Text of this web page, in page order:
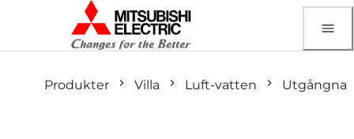
Produkter Villa Luft-vatten Utgångna